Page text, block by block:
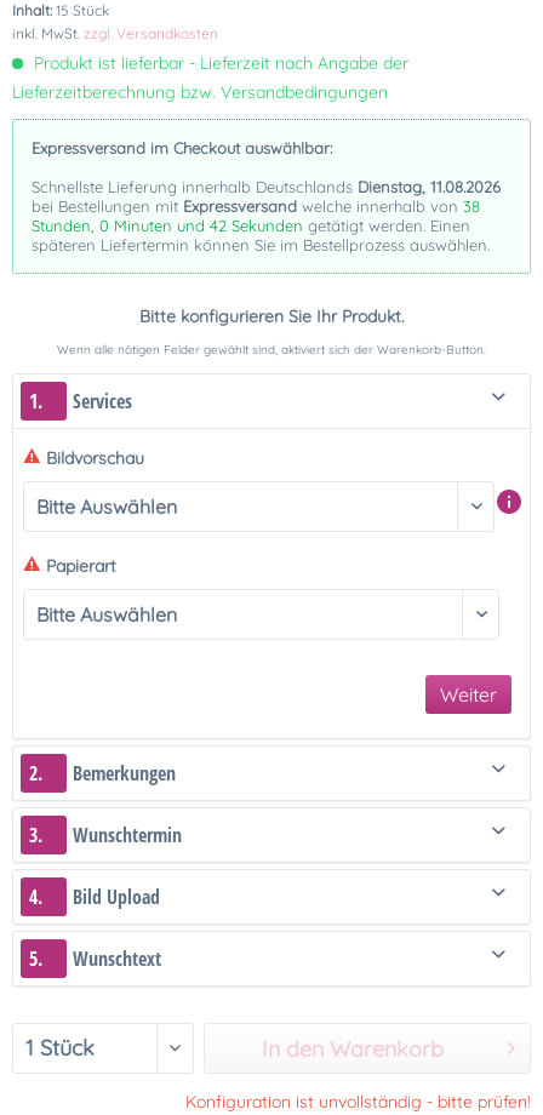
Inhalt: 15 Stück
inkl. MwSt. zzgl. Versandkosten
Produkt ist lieferbar - Lieferzeit nach Angabe der
Lieferzeitberechnung bzw. Versandbedingungen
Expressversand im Checkout auswählbar:
Schnellste Lieferung innerhalb Deutschlands Dienstag, 11.08.2026
bei Bestellungen mit Expressversand welche innerhalb von 38
Stunden, 0 Minuten und 42 Sekunden getätigt werden. Einen
späteren Liefertermin können Sie im Bestellprozess auswählen.
Bitte konfigurieren Sie Ihr Produkt.
Wenn alle nötigen Felder gewählt sind, aktiviert sich der Warenkorb-Button.
1. Services
Bildvorschau
Papierart
Weiter
2. Bemerkungen
3. Wunschtermin
4. Bild Upload
5. Wunschtext
In den Warenkorb
Konfiguration ist unvollständig - bitte prüfen!